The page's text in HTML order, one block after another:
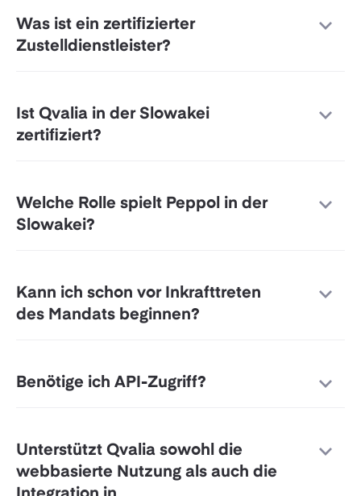
Was ist ein zertifizierter
Zustelldienstleister?
Ist Qvalia in der Slowakei
zertifiziert?
Welche Rolle spielt Peppol in der
Slowakei?
Kann ich schon vor Inkrafttreten
des Mandats beginnen?
Benötige ich API-Zugriff?
Unterstützt Qvalia sowohl die
webbasierte Nutzung als auch die